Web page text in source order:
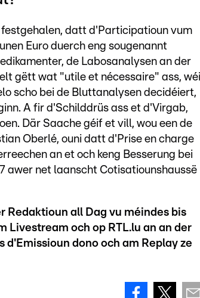
datt d'Participatioun vum
Euro duerch eng sougenannt
de Labosanalysen an der
gëtt wat "utile et nécessaire" ass, wéi
scho bei de Bluttanalysen decidéiert,
A fir d'Schilddrüs ass et d'Virgab,
Där Saache géif et vill, wou een de
Oberlé, ouni datt d'Prise en charge
an et och keng Besserung bei
awer net laanscht Cotisatiounshaussë
Redaktioun all Dag vu méindes bis
Livestream och op RTL.lu an an der
d'Emissioun dono och am Replay ze